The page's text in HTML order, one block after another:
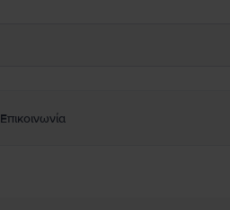
Επικοινωνία